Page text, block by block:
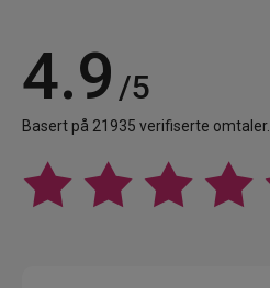
4.9 /5
Basert på 21935 verifiserte omtaler.